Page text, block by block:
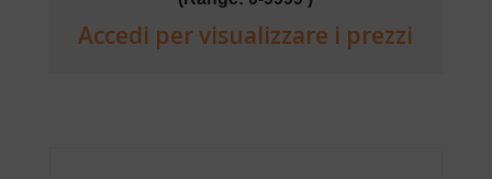
Accedi per visualizzare i prezzi